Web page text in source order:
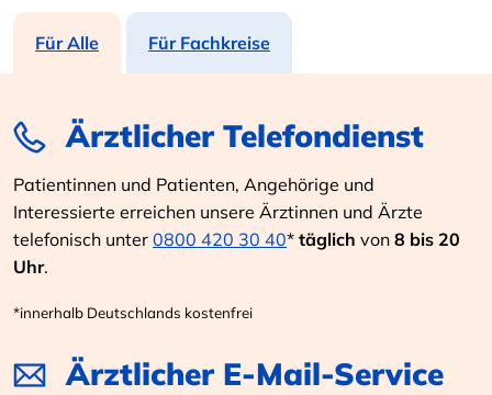
Für Alle Für Fachkreise
Ärztlicher Telefondienst
Patientinnen und Patienten, Angehörige und
Interessierte erreichen unsere Ärztinnen und Ärzte
telefonisch unter 0800 420 30 40* täglich von 8 bis 20
Uhr.
*innerhalb Deutschlands kostenfrei
Ärztlicher E-Mail-Service